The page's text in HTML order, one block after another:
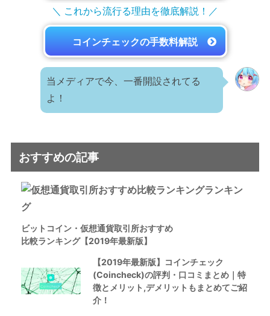
＼ これから流行る理由を徹底解説！／
コインチェックの手数料解説
当メディアで今、一番開設されてる
よ！
おすすめの記事
ビットコイン・仮想通貨取引所おすすめ
比較ランキング【2019年最新版】
【2019年最新版】コインチェック
(Coincheck)の評判・口コミまとめ｜特
徴とメリット,デメリットもまとめてご紹
介！